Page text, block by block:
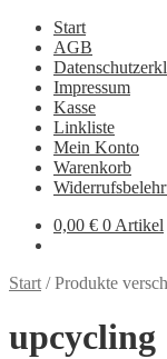
Start
AGB
Impressum
Kasse
Linkliste
Mein Konto
Warenkorb
0,00 € 0 Artikel
Start /Produkte
upcycling